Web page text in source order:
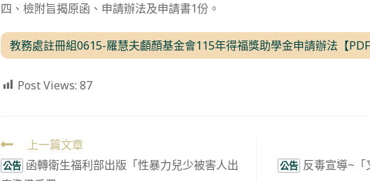
四、檢附旨揭原函、申請辦法及申請書1份。
教務處註冊組0615-羅慧夫顱顏基金會115年得福獎助學金申請辦法【PDF
Post Views: 87
Read
more
上一篇文章
公告 函轉衛生福利部出版「性暴力兒少被害人出
公告 反毒宣導~「